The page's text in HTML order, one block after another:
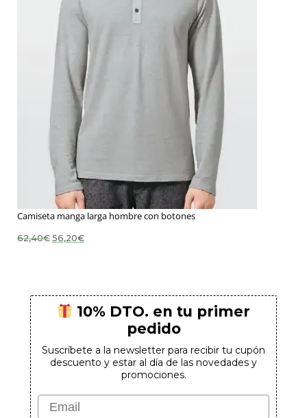
Camiseta manga larga hombre con botones
62,40€ El
precio
56,20€El
precio
10% DTO. en tu primer
pedido
Suscríbete a la newsletter para recibir tu cupón
descuento y estar al día de las novedades y
promociones.
Email